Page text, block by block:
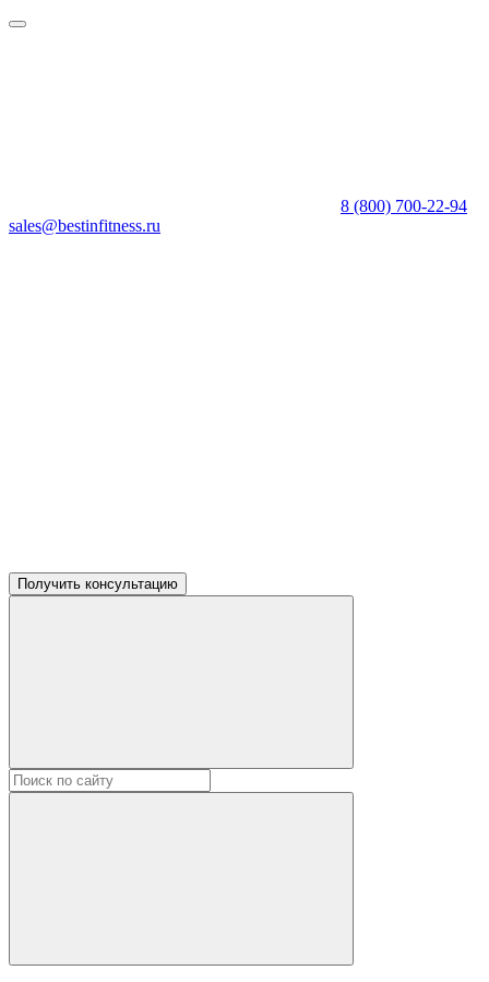
8 (800) 700-22-94
sales@bestinfitness.ru
Получить консультацию